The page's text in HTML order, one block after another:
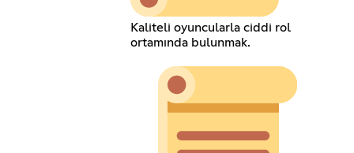
Kaliteli oyuncularla ciddi rol
ortamında bulunmak.